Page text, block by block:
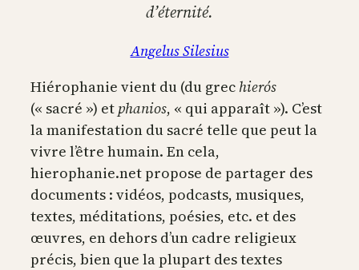
d’éternité.
Angelus Silesius
Hiérophanie vient du (du grec hierós
(« sacré ») et phanios, « qui apparaît »). C’est
la manifestation du sacré telle que peut la
vivre l’être humain. En cela,
hierophanie.net propose de partager des
documents : vidéos, podcasts, musiques,
textes, méditations, poésies, etc. et des
œuvres, en dehors d’un cadre religieux
précis, bien que la plupart des textes